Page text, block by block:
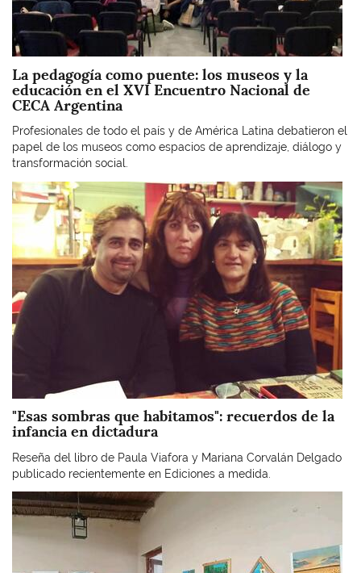
La pedagogía como puente: los museos y la
educación en el XVI Encuentro Nacional de
CECA Argentina
Profesionales de todo el país y de América Latina debatieron el
papel de los museos como espacios de aprendizaje, diálogo y
transformación social.
Imagen
"Esas sombras que habitamos": recuerdos de la
infancia en dictadura
Reseña del libro de Paula Viafora y Mariana Corvalán Delgado
publicado recientemente en Ediciones a medida.
Imagen